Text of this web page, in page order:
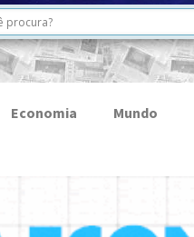
Economia Mundo